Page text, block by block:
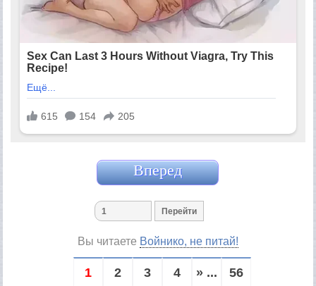
Вперед
Вы читаете Войнико, не питай!
1 2 3 4 » ... 56